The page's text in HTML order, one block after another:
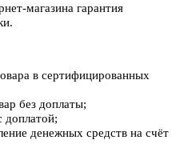
магазина гарантия
в сертифицированных
без доплаты;
доплатой;
денежных средств на счёт